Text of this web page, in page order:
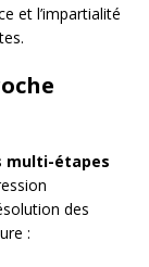
et l’impartialité
multi-étapes
des
: